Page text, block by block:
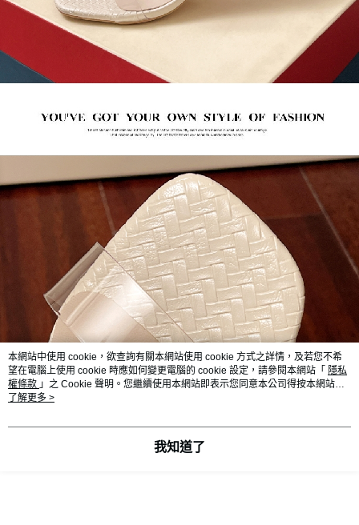
本網站中使用 cookie，欲查詢有關本網站使用 cookie 方式之詳情，及若您不希
望在電腦上使用 cookie 時應如何變更電腦的 cookie 設定，請參閱本網站「 隱私
權條款 」之 Cookie 聲明。您繼續使用本網站即表示您同意本公司得按本網站使
用條款之 Cookie 聲明使用 cookie。
了解更多 >
我知道了